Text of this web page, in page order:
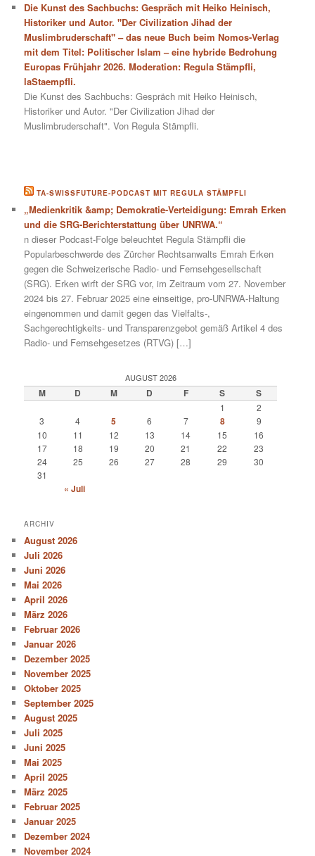
Die Kunst des Sachbuchs: Gespräch mit Heiko Heinisch,
Historiker und Autor. "Der Civilization Jihad der
Muslimbruderschaft" – das neue Buch beim Nomos-Verlag
mit dem Titel: Politischer Islam – eine hybride Bedrohung
Europas Frühjahr 2026. Moderation: Regula Stämpfli,
laStaempfli.
Die Kunst des Sachbuchs: Gespräch mit Heiko Heinisch,
Historiker und Autor. "Der Civilization Jihad der
Muslimbruderschaft". Von Regula Stämpfli.
TA-SWISSFUTURE-PODCAST MIT REGULA STÄMPFLI
„Medienkritik &amp; Demokratie-Verteidigung: Emrah Erken
und die SRG-Berichterstattung über UNRWA.“
n dieser Podcast-Folge beleuchtet Regula Stämpfli die
Popularbeschwerde des Zürcher Rechtsanwalts Emrah Erken
gegen die Schweizerische Radio- und Fernsehgesellschaft
(SRG). Erken wirft der SRG vor, im Zeitraum vom 27. November
2024 bis 27. Februar 2025 eine einseitige, pro-UNRWA-Haltung
eingenommen und damit gegen das Vielfalts-,
Sachgerechtigkeits- und Transparenzgebot gemäß Artikel 4 des
Radio- und Fernsehgesetzes (RTVG) […]
AUGUST 2026
M D M D F S S
1
2
3
4 5 6 7 8
9
10
11 12 13 14 15
16
17
18 19 20 21 22
23
24
25 26 27 28 29
30
31
« Juli
ARCHIV
August 2026
Juli 2026
Juni 2026
Mai 2026
April 2026
März 2026
Februar 2026
Januar 2026
Dezember 2025
November 2025
Oktober 2025
September 2025
August 2025
Juli 2025
Juni 2025
Mai 2025
April 2025
März 2025
Februar 2025
Januar 2025
Dezember 2024
November 2024